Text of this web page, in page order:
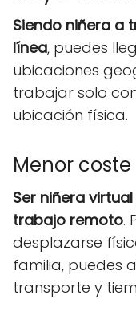
Siendo niñera a
línea, puedes
ubicaciones
trabajar solo
ubicación física.
Menor coste
Ser niñera
trabajo remoto.
desplazarse
familia, puedes
transporte y